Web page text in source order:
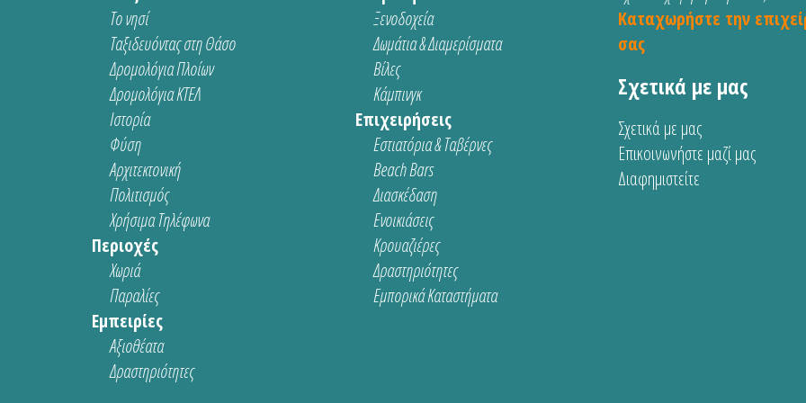
Το νησί
Ταξιδευόντας στη Θάσο
Δρομολόγια Πλοίων
Δρομολόγια ΚΤΕΛ
Ιστορία
Φύση
Αρχιτεκτονική
Πολιτισμός
Χρήσιμα Τηλέφωνα
Περιοχές
Χωριά
Παραλίες
Εμπειρίες
Αξιοθέατα
Δραστηριότητες
Ξενοδοχεία
Δωμάτια & Διαμερίσματα
Βίλες
Κάμπινγκ
Επιχειρήσεις
Εστιατόρια & Ταβέρνες
Beach Bars
Διασκέδαση
Ενοικιάσεις
Κρουαζιέρες
Δραστηριότητες
Εμπορικά Καταστήματα
Καταχωρήστε την
σας
Σχετικά με μας
Σχετικά με μας
Επικοινωνήστε μαζί μας
Διαφημιστείτε